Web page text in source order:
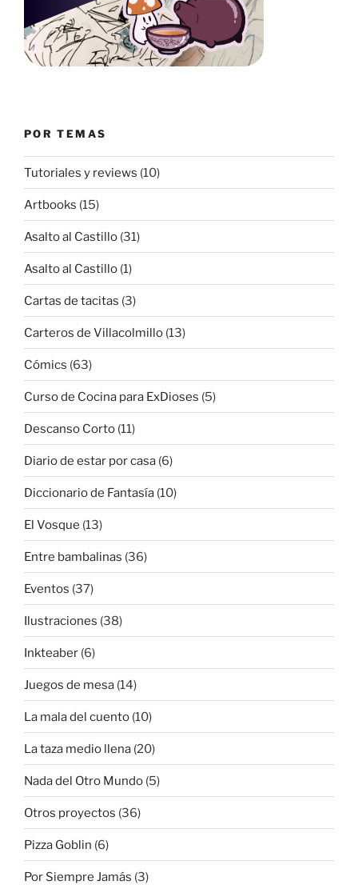
POR TEMAS
Tutoriales y reviews (10)
Artbooks (15)
Asalto al Castillo (31)
Asalto al Castillo (1)
Cartas de tacitas (3)
Carteros de Villacolmillo (13)
Cómics (63)
Curso de Cocina para ExDioses (5)
Descanso Corto (11)
Diario de estar por casa (6)
Diccionario de Fantasía (10)
El Vosque (13)
Entre bambalinas (36)
Eventos (37)
Ilustraciones (38)
Inkteaber (6)
Juegos de mesa (14)
La mala del cuento (10)
La taza medio llena (20)
Nada del Otro Mundo (5)
Otros proyectos (36)
Pizza Goblin (6)
Por Siempre Jamás (3)